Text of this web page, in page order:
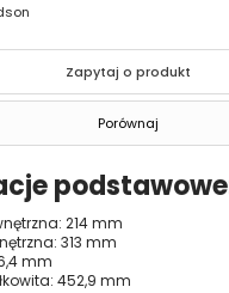
podstawowe
214 mm
313 mm
mm
452,9 mm
Zapytaj o produkt
Porównaj